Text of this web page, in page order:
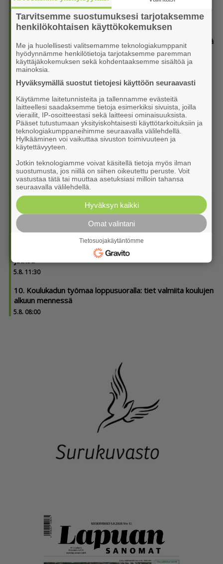
syksy on juhlaa ja arjen turvaa
6.8. 15:35
3. Nykyisten uintilippujen voimassaolo päättyy hallin myötä
6.8. 13:00
4. Vasta 11-vuotias monitaituri on myös suuri Lapua-fani
6.8. 11:30
5. Lapula­lais­nuorten kisa jatkuu SM-motocrossissa
Mäntyharjulla
6.8. 10:55
6. Virkiä vei nimiinsä Vekan pytyn
6.8. 10:30
7. Rakenteet kertovat, miksi remontointi ei ollut enää
vaihtoehto
6.8. 08:40
8. Joissain Sedun opinnoissa on vielä vapaita aloitus­
paikkoja, lukuvuosi alkaa ensi viikolla
5.8. 12:35
9. Ponnistuksen synkkä tappioputki miesten Vitosessa sai
jatkoa
5.8. 11:30
10. Koulukadun työmaa loppusuoralla: tiet valmiita koulujen
alkuun mennessä
5.8. 08:00
Tarvitsemme suostumuksesi tarjotaksemme
henkilökohtaisen käyttökokemuksen
Me ja huolellisesti valitsemamme teknologiakumppanit
hyödynnämme henkilötietoja tarjotaksemme paremman
käyttäjäkokemuksen sekä kohdentaaksemme sisältöä ja
mainoksia.
Hyväksymällä suostut tietojesi käyttöön seuraavasti
Käytämme laitetunnisteita ja tallennamme evästeitä
laitteellesi saadaksemme tietoja esimerkiksi sivuista, joilla
vierailit, IP-osoitteestasi sekä laitteesi ominaisuuksista.
Pääset tutustumaan yksityiskohtaisesti käyttötarkoituksiin ja
teknologiakumppaneihimme seuraavalla välilehdellä.
Hylkääminen voi vaikuttaa sivuston toimivuuteen ja
käytettävyyteen.
Jotkin teknologiamme voivat käsitellä tietoja myös ilman
suostumusta, jos niillä on siihen oikeutettu peruste. Voit
vastustaa tätä tai muuttaa asetuksiasi milloin tahansa
seuraavalla välilehdellä.
Hyväksyn kaikki
Omat valintani
Tietosuojakäytäntömme